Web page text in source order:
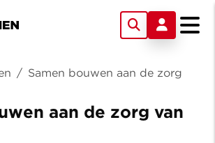
/ Samen bouwen aan de zorg
aan de zorg van